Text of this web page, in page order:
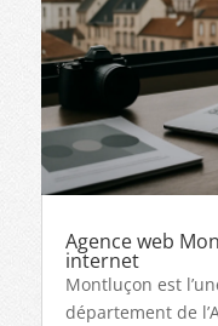
Agence web
internet
Montluçon est
département de